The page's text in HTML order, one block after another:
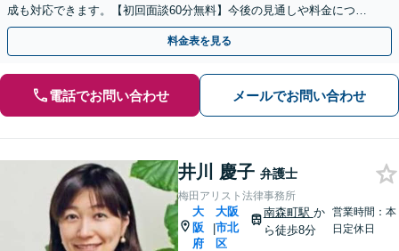
成も対応できます。【初回面談60分無料】今後の見通しや料金につい
ても明確にご説明します。
料金表を見る
電話でお問い合わせ メールでお問い合わせ
井川 慶子 弁護士
梅田アリスト法律事務所
大
阪
府
|
大阪
市北
区
南森町駅 か
ら徒歩8分
営業時間：本
日定休日